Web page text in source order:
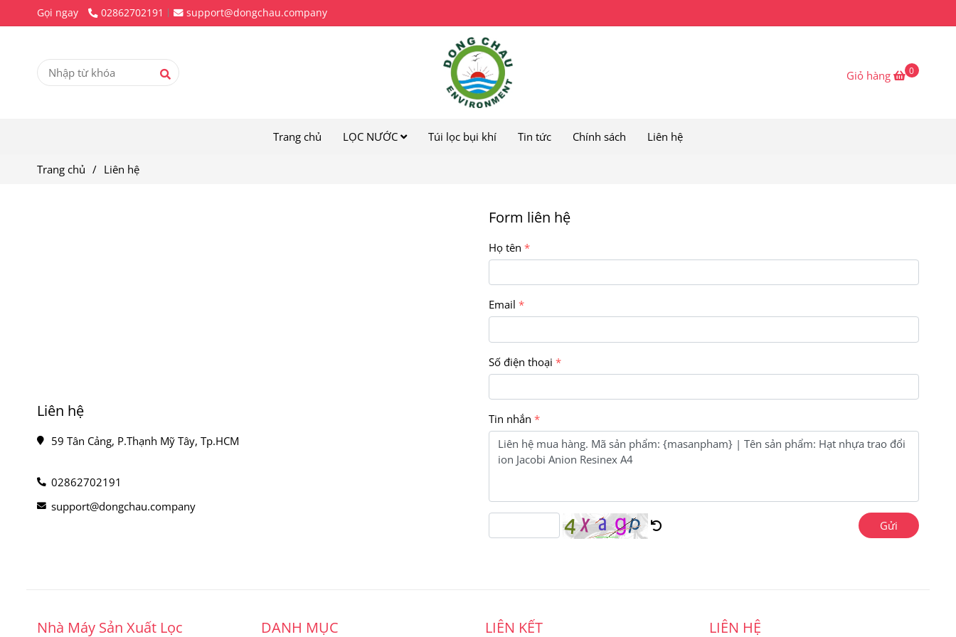
Gọi ngay 02862702191 support@dongchau.company
Giỏ hàng 0
Trang chủ LỌC NƯỚC Túi lọc bụi khí Tin tức Chính sách Liên hệ
Trang chủ / Liên hệ
Liên hệ
59 Tân Cảng, P.Thạnh Mỹ Tây, Tp.HCM
02862702191
support@dongchau.company
Form liên hệ
Họ tên
Email
Số điện thoại
Tin nhắn
Gửi
Nhà Máy Sản Xuất Lọc DANH MỤC LIÊN KẾT LIÊN HỆ